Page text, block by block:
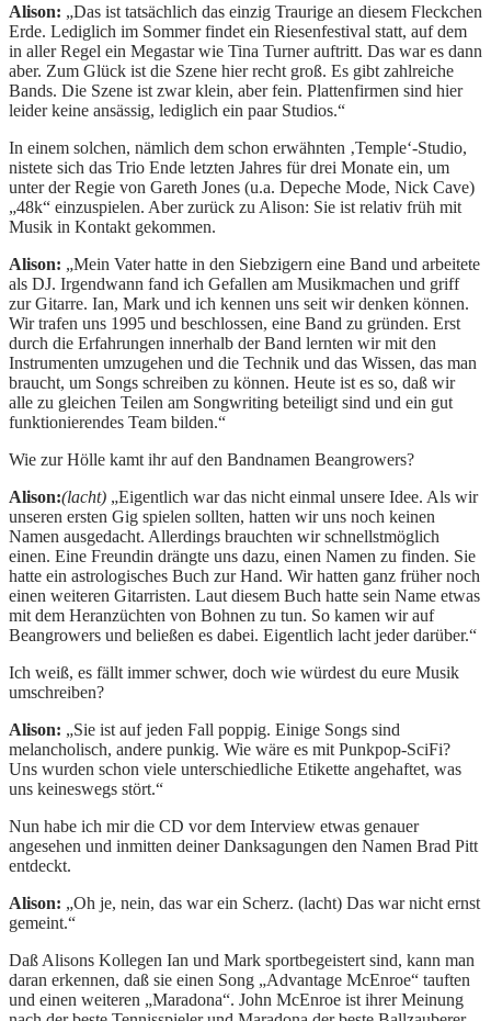
Alison: „Das ist tatsächlich das einzig Traurige an diesem Fleckchen
Erde. Lediglich im Sommer findet ein Riesenfestival statt, auf dem
in aller Regel ein Megastar wie Tina Turner auftritt. Das war es dann
aber. Zum Glück ist die Szene hier recht groß. Es gibt zahlreiche
Bands. Die Szene ist zwar klein, aber fein. Plattenfirmen sind hier
leider keine ansässig, lediglich ein paar Studios.“
In einem solchen, nämlich dem schon erwähnten ‚Temple‘-Studio,
nistete sich das Trio Ende letzten Jahres für drei Monate ein, um
unter der Regie von Gareth Jones (u.a. Depeche Mode, Nick Cave)
„48k“ einzuspielen. Aber zurück zu Alison: Sie ist relativ früh mit
Musik in Kontakt gekommen.
Alison: „Mein Vater hatte in den Siebzigern eine Band und arbeitete
als DJ. Irgendwann fand ich Gefallen am Musikmachen und griff
zur Gitarre. Ian, Mark und ich kennen uns seit wir denken können.
Wir trafen uns 1995 und beschlossen, eine Band zu gründen. Erst
durch die Erfahrungen innerhalb der Band lernten wir mit den
Instrumenten umzugehen und die Technik und das Wissen, das man
braucht, um Songs schreiben zu können. Heute ist es so, daß wir
alle zu gleichen Teilen am Songwriting beteiligt sind und ein gut
funktionierendes Team bilden.“
Wie zur Hölle kamt ihr auf den Bandnamen Beangrowers?
Alison:(lacht) „Eigentlich war das nicht einmal unsere Idee. Als wir
unseren ersten Gig spielen sollten, hatten wir uns noch keinen
Namen ausgedacht. Allerdings brauchten wir schnellstmöglich
einen. Eine Freundin drängte uns dazu, einen Namen zu finden. Sie
hatte ein astrologisches Buch zur Hand. Wir hatten ganz früher noch
einen weiteren Gitarristen. Laut diesem Buch hatte sein Name etwas
mit dem Heranzüchten von Bohnen zu tun. So kamen wir auf
Beangrowers und beließen es dabei. Eigentlich lacht jeder darüber.“
Ich weiß, es fällt immer schwer, doch wie würdest du eure Musik
umschreiben?
Alison: „Sie ist auf jeden Fall poppig. Einige Songs sind
melancholisch, andere punkig. Wie wäre es mit Punkpop-SciFi?
Uns wurden schon viele unterschiedliche Etikette angehaftet, was
uns keineswegs stört.“
Nun habe ich mir die CD vor dem Interview etwas genauer
angesehen und inmitten deiner Danksagungen den Namen Brad Pitt
entdeckt.
Alison: „Oh je, nein, das war ein Scherz. (lacht) Das war nicht ernst
gemeint.“
Daß Alisons Kollegen Ian und Mark sportbegeistert sind, kann man
daran erkennen, daß sie einen Song „Advantage McEnroe“ tauften
und einen weiteren „Maradona“. John McEnroe ist ihrer Meinung